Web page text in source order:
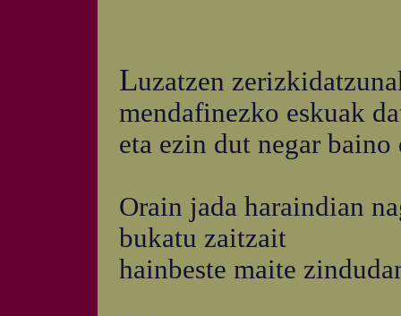
Luzatzen
mendafinezko eskuak
eta ezin dut negar baino
Orain jada haraindian
bukatu zaitzait
hainbeste maite